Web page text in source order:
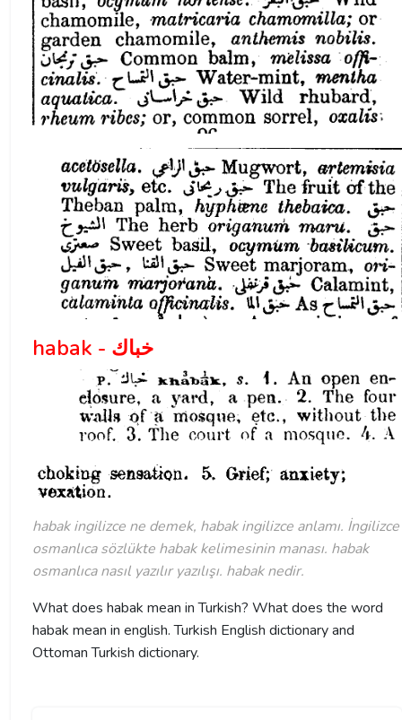
habak - خباك
habak ingilizce ne demek, habak ingilizce anlamı. İngilizce
osmanlıca sözlükte habak kelimesinin manası. habak
osmanlıca nasıl yazılır yazılışı. habak nedir.
What does habak mean in Turkish? What does the word
habak mean in english. Turkish English dictionary and
Ottoman Turkish dictionary.